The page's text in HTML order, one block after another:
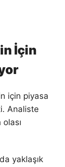
İçin
için piyasa
Analiste
yaklaşık